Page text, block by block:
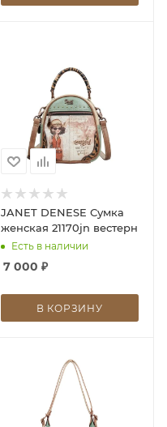
JANET DENESE Сумка
женская 21170jn вестерн
Есть в наличии
7 000 ₽
В КОРЗИНУ